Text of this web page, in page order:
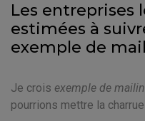
Les entreprises
estimées à
exemple de
Je crois exemple de
pourrions mettre la